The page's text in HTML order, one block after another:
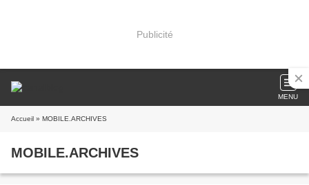
Publicité
MENU
Accueil » MOBILE.ARCHIVES
MOBILE.ARCHIVES